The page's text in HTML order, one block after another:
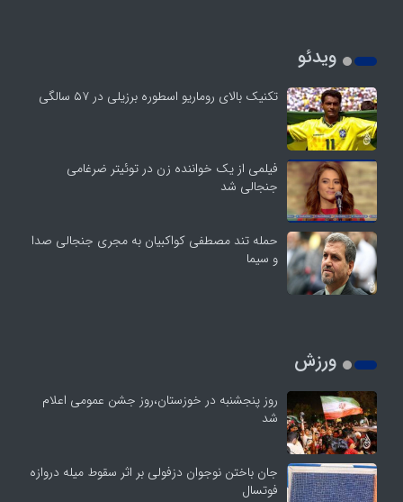
ویدئو
تکنیک بالای روماریو اسطوره برزیلی در ۵۷ سالگی
فیلمی از یک خواننده زن در توئیتر ضرغامی
جنجالی شد
حمله تند مصطفی کواکبیان به مجری جنجالی صدا
و سیما
ورزش
روز پنجشنبه در خوزستان،روز جشن عمومی اعلام
شد
جان باختن نوجوان دزفولی بر اثر سقوط میله دروازه
فوتسال